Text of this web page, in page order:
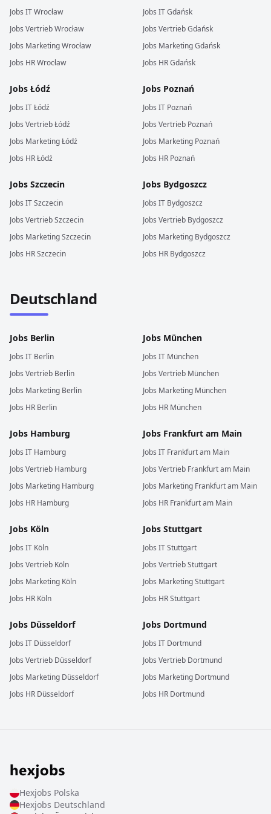
Jobs ITWrocław
Jobs VertriebWrocław
Jobs MarketingWrocław
Jobs HRWrocław
Jobs ITGdańsk
Jobs VertriebGdańsk
Jobs MarketingGdańsk
Jobs HRGdańsk
Jobs Łódź
Jobs ITŁódź
Jobs VertriebŁódź
Jobs MarketingŁódź
Jobs HRŁódź
Jobs Poznań
Jobs IT Poznań
Jobs Vertrieb Poznań
Jobs Marketing Poznań
Jobs HR Poznań
Jobs Szczecin
Jobs ITSzczecin
Jobs VertriebSzczecin
Jobs MarketingSzczecin
Jobs HRSzczecin
Jobs Bydgoszcz
Jobs IT Bydgoszcz
Jobs Vertrieb Bydgoszcz
Jobs Marketing Bydgoszcz
Jobs HR Bydgoszcz
Deutschland
Jobs Berlin
Jobs IT Berlin
Jobs Vertrieb Berlin
Jobs Marketing Berlin
Jobs HR Berlin
Jobs München
Jobs IT München
Jobs Vertrieb München
Jobs Marketing München
Jobs HR München
Jobs Hamburg
Jobs IT Hamburg
Jobs Vertrieb Hamburg
Jobs Marketing Hamburg
Jobs HR Hamburg
Jobs Frankfurt am Main
Jobs IT Frankfurt am Main
Jobs Vertrieb Frankfurt am Main
Jobs Marketing Frankfurt am Main
Jobs HR Frankfurt am Main
Jobs Köln
Jobs IT Köln
Jobs Vertrieb Köln
Jobs Marketing Köln
Jobs HR Köln
Jobs Stuttgart
Jobs ITStuttgart
Jobs VertriebStuttgart
Jobs MarketingStuttgart
Jobs HRStuttgart
Jobs Düsseldorf
Jobs IT Düsseldorf
Jobs Vertrieb Düsseldorf
Jobs Marketing Düsseldorf
Jobs HR Düsseldorf
Jobs Dortmund
Jobs IT Dortmund
Jobs Vertrieb Dortmund
Jobs Marketing Dortmund
Jobs HR Dortmund
Hexjobs Polska
Hexjobs Deutschland